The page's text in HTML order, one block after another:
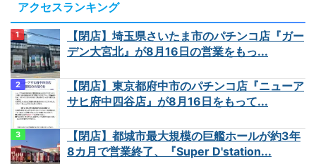
アクセスランキング
【閉店】埼玉県さいたま市のパチンコ店『ガー
デン大宮北』が8月16日の営業をもっ...
【閉店】東京都府中市のパチンコ店『ニューア
サヒ府中四谷店』が8月16日をもって...
【閉店】都城市最大規模の巨艦ホールが約3年
8カ月で営業終了、『Super D'station...